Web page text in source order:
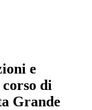
e
di
Grande